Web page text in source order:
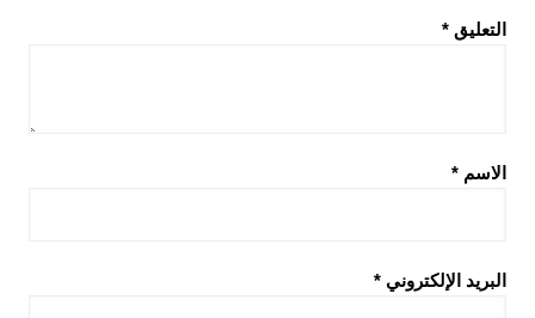
التعليق *
الاسم *
البريد الإلكتروني *